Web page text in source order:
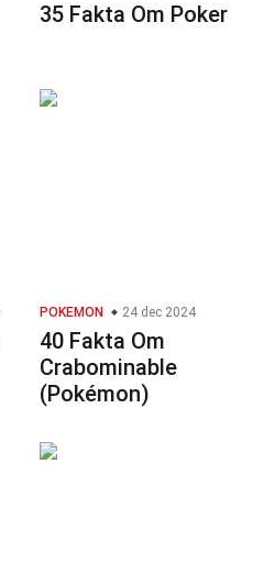
35 Fakta Om Poker
POKEMON 24 dec 2024
40 Fakta Om
Crabominable
(Pokémon)